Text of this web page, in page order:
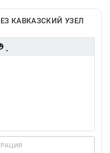
КАВКАЗСКИЙ УЗЕЛ